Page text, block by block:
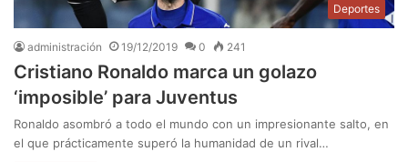
Deportes
administración 19/12/2019 0 241
Cristiano Ronaldo marca un golazo
‘imposible’ para Juventus
Ronaldo asombró a todo el mundo con un impresionante salto, en
el que prácticamente superó la humanidad de un rival…